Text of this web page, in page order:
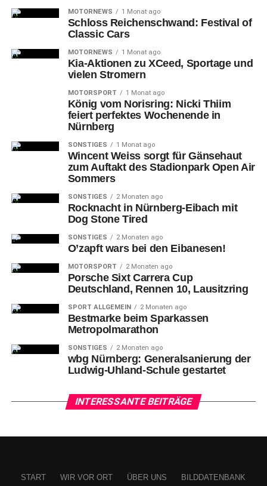
MOTORNEWS 1 Monat ago
Schloss Reichenschwand: Festival of
Classic Cars
MOTORNEWS 1 Monat ago
Kia-Aktionen zu XCeed, Sportage und
vielen Stromern
MOTORSPORT 1 Monat ago
König vom Norisring: Nicki Thiim
feiert perfektes Wochenende in
Nürnberg
SONSTIGES 1 Monat ago
Wincent Weiss sorgt für Gänsehaut
zum Auftakt des Stadionpark Open Air
Sommers
SONSTIGES 2 Monaten ago
Rocknacht in Nürnberg-Eibach mit
Dog Stone Tired
SONSTIGES 2 Monaten ago
O’zapft wars bei den Eibanesen!
MOTORSPORT 2 Monaten ago
Porsche Sixt Carrera Cup
Deutschland, Rennen 10, Lausitzring
SPORT ALLGEMEIN 2 Monaten ago
Bestmarke beim Sparkassen
Metropolmarathon
SONSTIGES 2 Monaten ago
wbg Nürnberg: Generalsanierung der
Ludwig-Uhland-Schule gestartet
INTERESSANTE BEITRÄGE
START WIR VOR ORT ÜBER UNS BILDDATENBANK